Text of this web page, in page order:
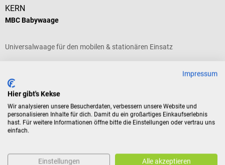
KERN
MBC Babywaage
Universalwaage für den mobilen & stationären Einsatz
€ 406,80*
Preise inkl. MwSt. zzgl. Versandkosten
Kunden kauften auch
Impressum
Hier gibt's Kekse
Wir analysieren unsere Besucherdaten, verbessern unsere Website und
personalisieren Inhalte für dich. Damit du ein großartiges Einkaufserlebnis
hast. Für weitere Informationen öffne bitte die Einstellungen oder vertrau uns
einfach.
Einstellungen Alle akzeptieren